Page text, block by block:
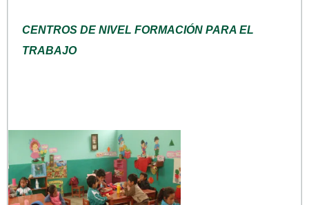
CENTROS DE NIVEL FORMACIÓN PARA EL
TRABAJO